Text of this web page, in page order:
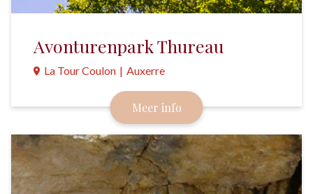
Avonturenpark Thureau
La Tour Coulon | Auxerre
Van bovenaf is alles mooier en spannender in dit
avonturenpark bij Auxerre met 9 parcoursen.
Meer info